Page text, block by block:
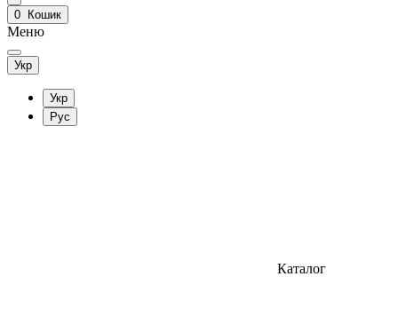
0 Кошик
Меню
Укр
Укр
Рус
Каталог